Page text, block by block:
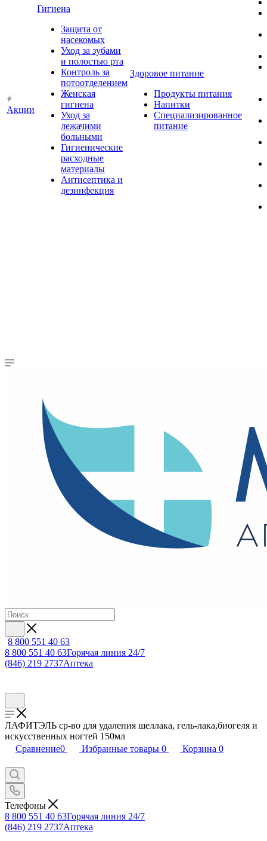
Акции
Гигиена
Защита от
насекомых
Уход за зубами
и полостью рта
Контроль за
потоотделением
Женская
гигиена
Уход за
лежачими
больными
Гигиенические
расходные
материалы
Антисептика и
дезинфекция
Здоровое питание
Продукты питания
Напитки
Специализированное
питание
8 800 551 40 63
8 800 551 40 63Горячая линия 24/7
(846) 219 2737Аптека
ЛАФИТЭЛЬ ср-во для удаления шеллака, гель-лака,биогеля и
искусственных ногтей 150мл
Сравнение0 Избранные товары 0 Корзина 0
Телефоны
8 800 551 40 63Горячая линия 24/7
(846) 219 2737Аптека